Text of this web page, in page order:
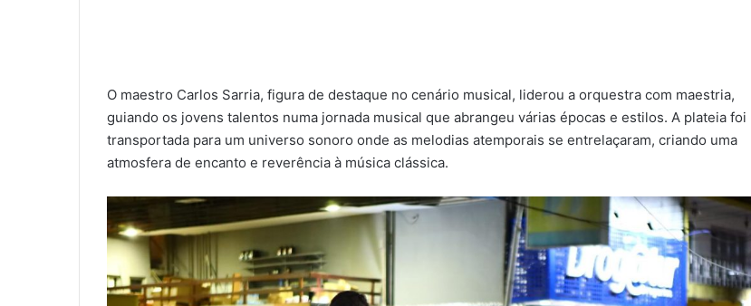
O maestro Carlos Sarria, figura de destaque no cenário musical, liderou a orquestra com maestria,
guiando os jovens talentos numa jornada musical que abrangeu várias épocas e estilos. A plateia foi
transportada para um universo sonoro onde as melodias atemporais se entrelaçaram, criando uma
atmosfera de encanto e reverência à música clássica.